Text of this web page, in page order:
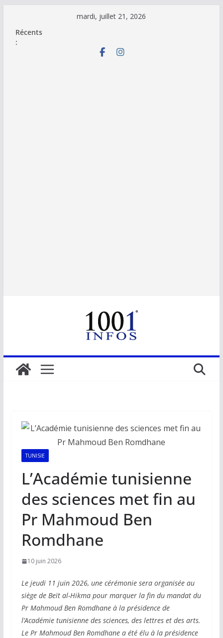
contenu
mardi, juillet 21, 2026
Récents
:
TUNISIE
L’Académie tunisienne
des sciences met fin au
Pr Mahmoud Ben
Romdhane
10 juin 2026
Le jeudi 11 juin 2026, une cérémonie sera organisée au
siège de Beït al-Hikma pour marquer la fin du mandat du
Pr Mahmoud Ben Romdhane à la présidence de
l’Académie tunisienne des sciences, des lettres et des arts.
Le Pr Mahmoud Ben Romdhane a été élu à la présidence